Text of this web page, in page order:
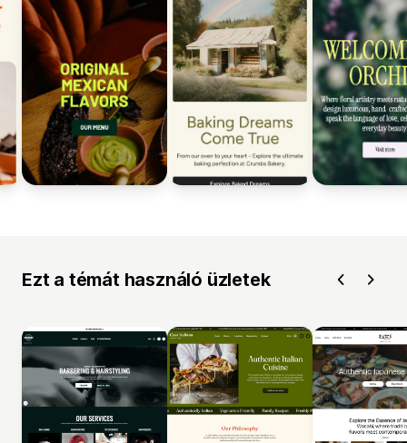
Ezt a témát használó üzletek